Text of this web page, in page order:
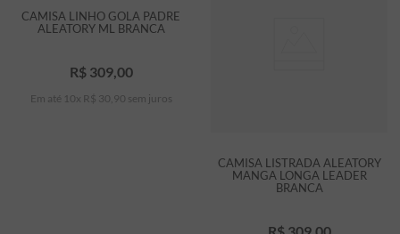
CAMISA LINHO GOLA PADRE
ALEATORY ML BRANCA
R$ 309, 00
Em até 10 x R$ 30 90 sem juros
CAMISA LISTRADA ALEATORY
MANGA LONGA LEADER
BRANCA
R$ 309, 00